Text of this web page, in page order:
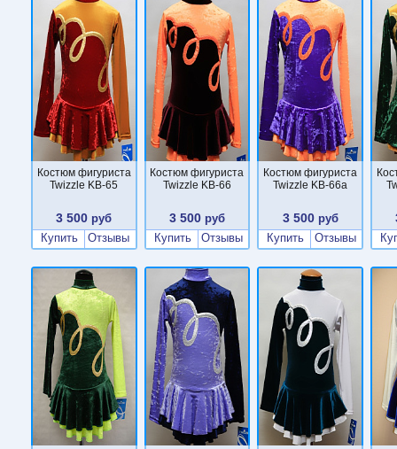
Костюм фигуриста
Twizzle KB-65
3 500 руб
Купить
Отзывы
Костюм фигуриста
Twizzle KB-66
3 500 руб
Купить
Отзывы
Костюм фигуриста
Twizzle KB-66a
3 500руб
Купить
Отзывы